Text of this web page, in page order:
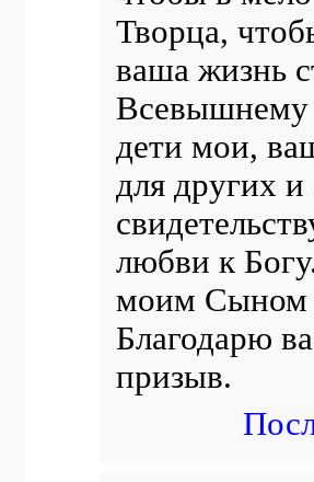
Творца,
ваша жизнь
Всевышнему
дети мои,
для других и
любви к
моим Сыном
Благодарю
призыв.